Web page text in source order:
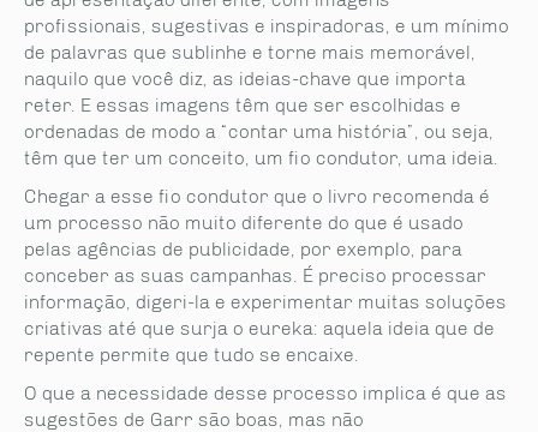
profissionais, sugestivas e inspiradoras, e um mínimo
de palavras que sublinhe e torne mais memorável,
naquilo que você diz, as ideias-chave que importa
reter. E essas imagens têm que ser escolhidas e
ordenadas de modo a “contar uma história”, ou seja,
têm que ter um conceito, um fio condutor, uma ideia.
Chegar a esse fio condutor que o livro recomenda é
um processo não muito diferente do que é usado
pelas agências de publicidade, por exemplo, para
conceber as suas campanhas. É preciso processar
informação, digeri-la e experimentar muitas soluções
criativas até que surja o eureka: aquela ideia que de
repente permite que tudo se encaixe.
O que a necessidade desse processo implica é que as
sugestões de Garr são boas, mas não